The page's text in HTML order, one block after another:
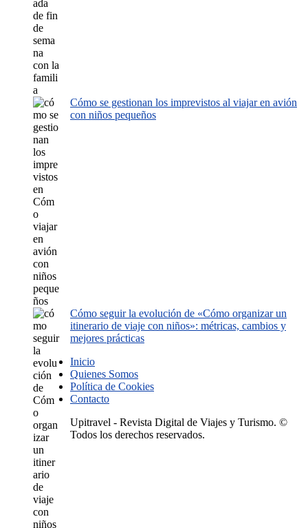
Cómo se gestionan los imprevistos al viajar en avión
con niños pequeños
Cómo seguir la evolución de «Cómo organizar un
itinerario de viaje con niños»: métricas, cambios y
mejores prácticas
Inicio
Quienes Somos
Política de Cookies
Contacto
Upitravel - Revista Digital de Viajes y Turismo. ©
Todos los derechos reservados.